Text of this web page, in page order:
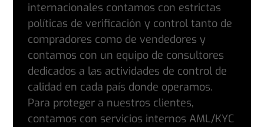
internacionales contamos con estrictas
políticas de verificación y control tanto de
compradores como de vendedores y
contamos con un equipo de consultores
dedicados a las actividades de control de
calidad en cada país donde operamos.
Para proteger a nuestros clientes,
contamos con servicios internos AML/KYC